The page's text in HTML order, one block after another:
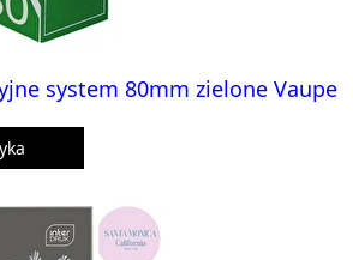
system 80mm zielone Vaupe